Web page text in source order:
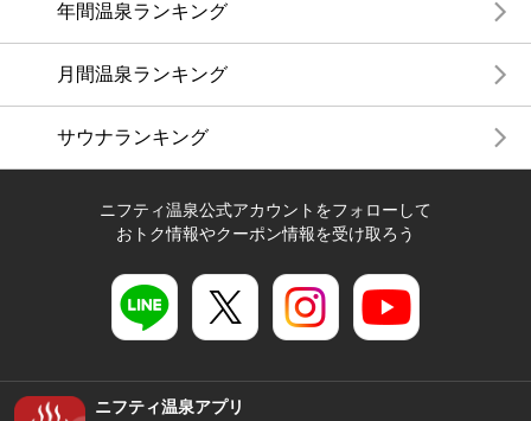
年間温泉ランキング
月間温泉ランキング
サウナランキング
ニフティ温泉公式アカウントをフォローして
おトク情報やクーポン情報を受け取ろう
ニフティ温泉アプリ